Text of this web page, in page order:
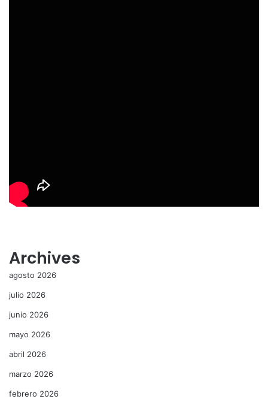
Archives
agosto 2026
julio 2026
junio 2026
mayo 2026
abril 2026
marzo 2026
febrero 2026